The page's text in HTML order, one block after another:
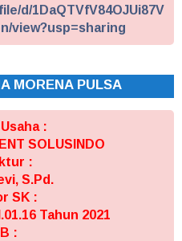
d/1DaQTVfV84OJUi87V
view?usp=sharing
MORENA PULSA
:
SOLUSINDO
:
S.Pd.
SK :
Tahun 2021
: